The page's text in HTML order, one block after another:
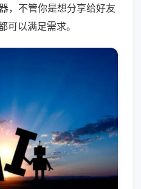
，不管你是想分享给好友
可以满足需求。